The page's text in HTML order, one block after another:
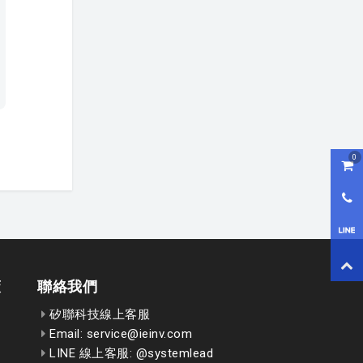
購
0
回
聯絡我們
矽聯科技線上客服
Email: service@ieinv.com
LINE 線上客服: @systemlead